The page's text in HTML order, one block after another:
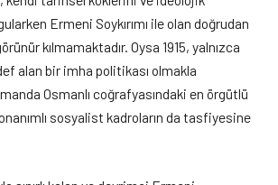
Ermeni Soykırımı ile olan doğrudan
kılmamaktadır. Oysa 1915, yalnızca
alan bir imha politikası olmakla
Osmanlı coğrafyasındaki en örgütlü
sosyalist kadroların da tasfiyesine